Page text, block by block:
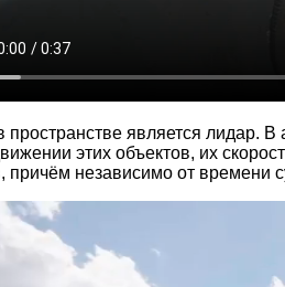
является лидар.
этих объектов, их
причём независимо от времени